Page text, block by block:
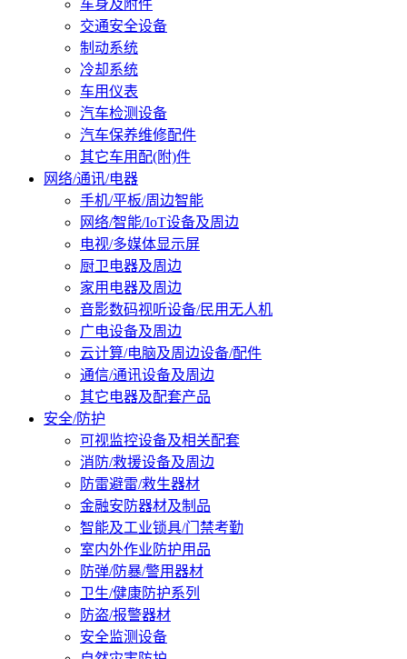
车身及附件
交通安全设备
制动系统
冷却系统
车用仪表
汽车检测设备
汽车保养维修配件
其它车用配(附)件
网络/通讯/电器
手机/平板/周边智能
网络/智能/IoT设备及周边
电视/多媒体显示屏
厨卫电器及周边
家用电器及周边
音影数码视听设备/民用无人机
广电设备及周边
云计算/电脑及周边设备/配件
通信/通讯设备及周边
其它电器及配套产品
安全/防护
可视监控设备及相关配套
消防/救援设备及周边
防雷避雷/救生器材
金融安防器材及制品
智能及工业锁具/门禁考勤
室内外作业防护用品
防弹/防暴/警用器材
卫生/健康防护系列
防盗/报警器材
安全监测设备